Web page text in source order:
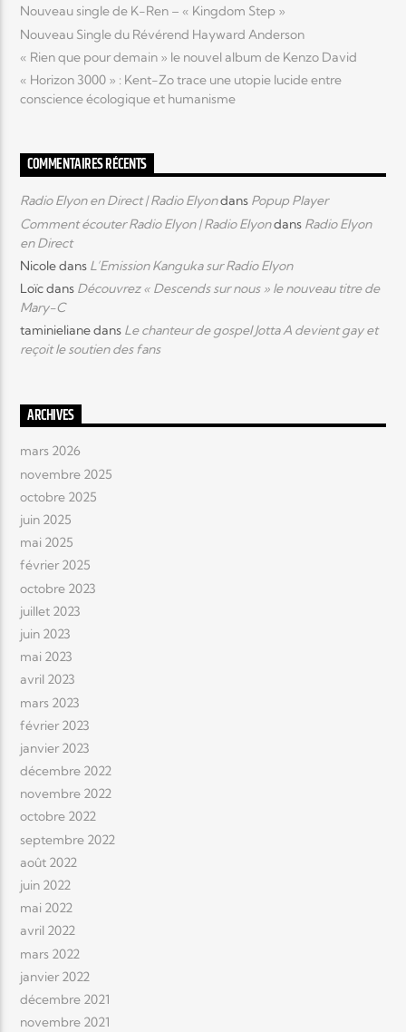
Nouveau single de K-Ren – « Kingdom Step »
Nouveau Single du Révérend Hayward Anderson
« Rien que pour demain » le nouvel album de Kenzo David
« Horizon 3000 » : Kent-Zo trace une utopie lucide entre
conscience écologique et humanisme
COMMENTAIRES RÉCENTS
Radio Elyon en Direct | Radio Elyondans Popup Player
Comment écouter Radio Elyon | Radio Elyondans Radio Elyon
en Direct
Nicoledans L’Emission Kanguka sur Radio Elyon
Loïcdans Découvrez « Descends sur nous » le nouveau titre de
Mary-C
taminielianedans Le chanteur de gospel Jotta A devient gay et
reçoit le soutien des fans
ARCHIVES
mars 2026
novembre 2025
octobre 2025
juin 2025
mai 2025
février 2025
octobre 2023
juillet 2023
juin 2023
mai 2023
avril 2023
mars 2023
février 2023
janvier 2023
décembre 2022
novembre 2022
octobre 2022
septembre 2022
août 2022
juin 2022
mai 2022
avril 2022
mars 2022
janvier 2022
décembre 2021
novembre 2021